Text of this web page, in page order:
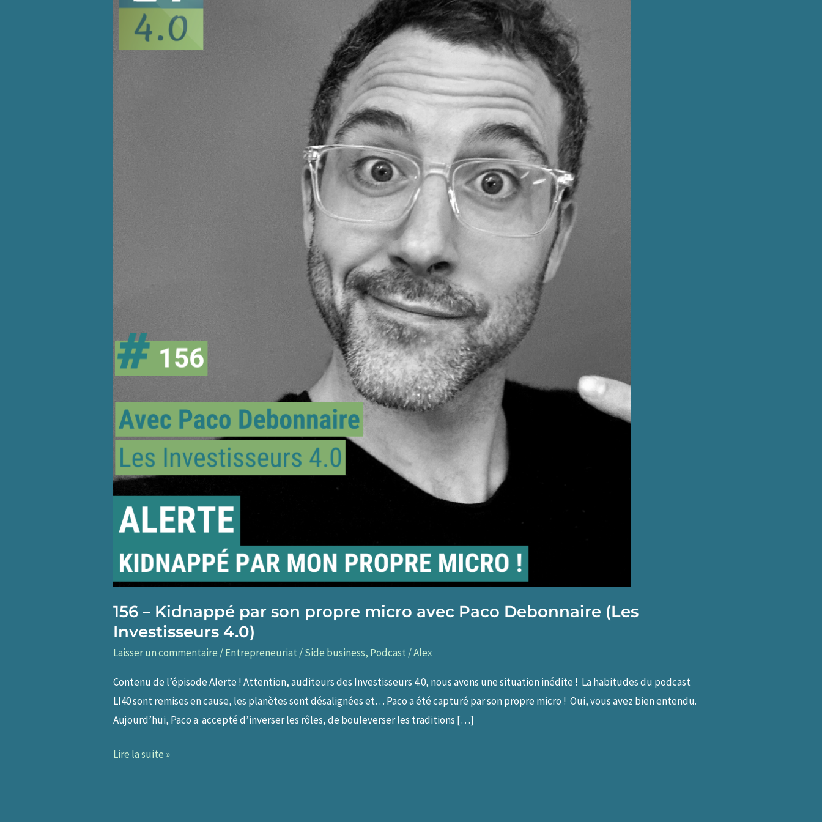
156 – Kidnappé par son propre micro avec Paco Debonnaire (Les
Investisseurs 4.0)
Laisser un commentaire/Entrepreneuriat / Side business, Podcast/Alex
Contenu de l’épisode Alerte ! Attention, auditeurs des Investisseurs 4.0, nous avons une situation inédite ! La habitudes du podcast
LI40 sont remises en cause, les planètes sont désalignées et… Paco a été capturé par son propre micro ! Oui, vous avez bien entendu.
Aujourd’hui, Paco a accepté d’inverser les rôles, de bouleverser les traditions […]
156
Lire la suite »